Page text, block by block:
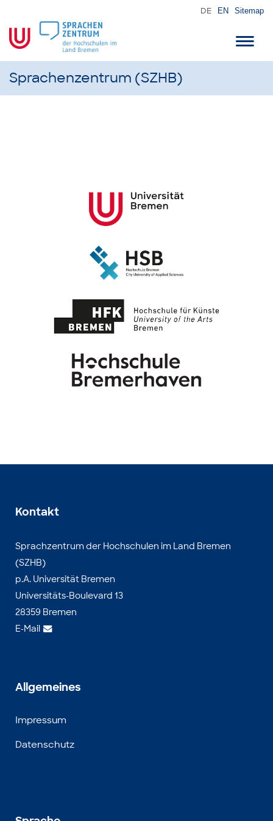
DE EN Sitemap
Sprachenzentrum (SZHB)
Kontakt
Sprachzentrum der Hochschulen im Land Bremen
(SZHB)
p.A. Universität Bremen
Universitäts-Boulevard 13
28359 Bremen
E-Mail
Allgemeines
Impressum
Datenschutz